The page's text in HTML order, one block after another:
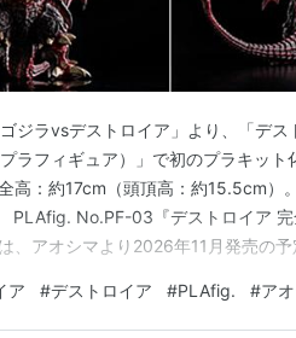
ジラvsデストロイア」より、「デス
ラフィギュア）」で初のプラキット
高：約17cm（頭頂高：約15.5cm）
PLAfig. No.PF-03『デストロイア
、アオシマより2026年11月発売の予
X3』ゴジラVSデスト…
ア #デストロイア #PLAfig. #ア